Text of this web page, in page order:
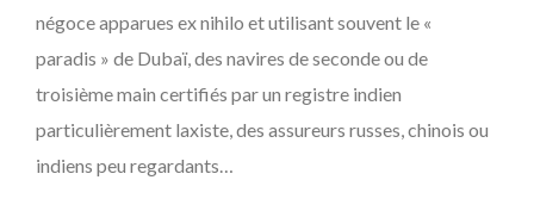
négoce apparues ex nihilo et utilisant souvent le «
paradis » de Dubaï, des navires de seconde ou de
troisième main certifiés par un registre indien
particulièrement laxiste, des assureurs russes, chinois ou
indiens peu regardants…